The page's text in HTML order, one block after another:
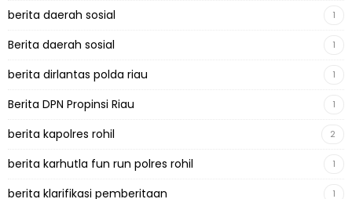
berita daerah sosial 1
Berita daerah sosial 1
berita dirlantas polda riau 1
Berita DPN Propinsi Riau 1
berita kapolres rohil 2
berita karhutla fun run polres rohil 1
berita klarifikasi pemberitaan 1